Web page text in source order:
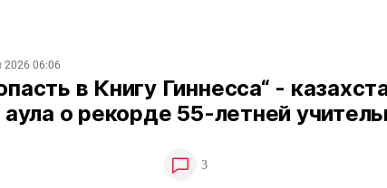
2026 06:06
в Книгу Гиннесса“ -
аула о рекорде 55-летней
3